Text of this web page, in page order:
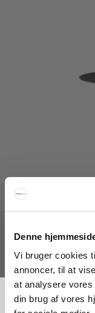
Denne
Vi bruger cookies
annoncer, til at
at analysere
din brug af vores
&Tradition In
&TraditionFÅ